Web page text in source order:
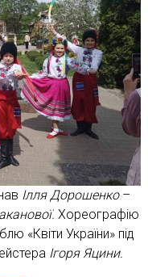
Ілля Дорошенко–
Хореографію
«Квіти України» під
Ігоря Яцини.